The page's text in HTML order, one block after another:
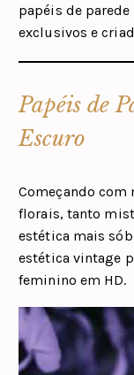
papéis de
exclusivos e
Papéis de
Escuro
Começando com
florais, tanto
estética mais
estética vintage
feminino em HD.